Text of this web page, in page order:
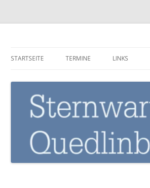
Zum
STARTSEITE TERMINE LINKS